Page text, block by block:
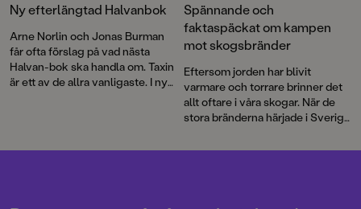
Ny efterlängtad Halvanbok
Arne Norlin och Jonas Burman
får ofta förslag på vad nästa
Halvan-bok ska handla om. Taxin
är ett av de allra vanligaste. I nya
Spännande och
faktaspäckat om kampen
mot skogsbränder
Eftersom jorden har blivit
varmare och torrare brinner det
allt oftare i våra skogar. När de
stora bränderna härjade i Sverige
faktabok för barn och låta Arne